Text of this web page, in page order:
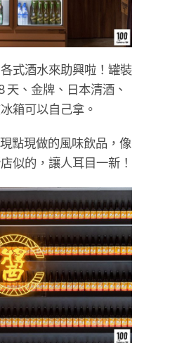
式酒水來助興啦！罐裝
天、金牌、日本清酒、
箱可以自己拿。
點現做的風味飲品，像
似的，讓人耳目一新！